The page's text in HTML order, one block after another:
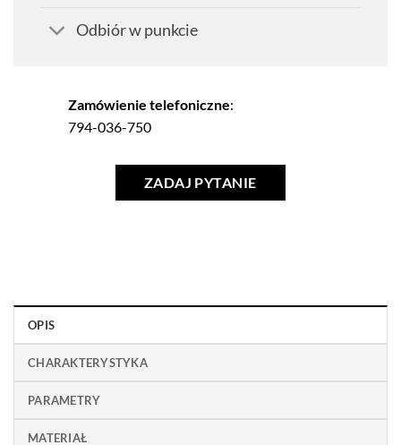
Odbiór w punkcie
Zamówienie telefoniczne:
794-036-750
ZADAJ PYTANIE
OPIS
CHARAKTERYSTYKA
PARAMETRY
MATERIAŁ